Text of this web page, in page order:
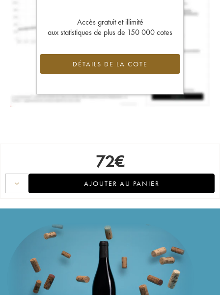
Accès gratuit et illimité
aux statistiques de plus de 150 000 cotes
DÉTAILS DE LA COTE
72€
AJOUTER AU PANIER